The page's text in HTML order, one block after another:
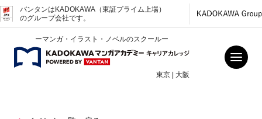
バンタンはKADOKAWA（東証プライム上場）
のグループ会社です。
ーマンガ・イラスト・ノベルのスクールー
東京 | 大阪